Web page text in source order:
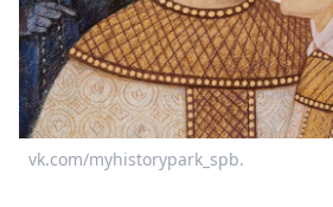
vk.com/myhistorypark_spb.